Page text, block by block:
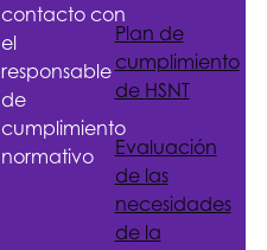
contacto con
el
responsable
de
cumplimiento
normativo
Plan de
cumplimiento
de HSNT
Evaluación
de las
necesidades
de la